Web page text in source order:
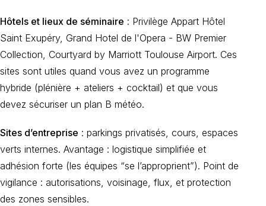
Hôtels et lieux de séminaire : Privilège Appart Hôtel
Saint Exupéry, Grand Hotel de l'Opera - BW Premier
Collection, Courtyard by Marriott Toulouse Airport. Ces
sites sont utiles quand vous avez un programme
hybride (plénière + ateliers + cocktail) et que vous
devez sécuriser un plan B météo.
Sites d’entreprise : parkings privatisés, cours, espaces
verts internes. Avantage : logistique simplifiée et
adhésion forte (les équipes “se l’approprient”). Point de
vigilance : autorisations, voisinage, flux, et protection
des zones sensibles.